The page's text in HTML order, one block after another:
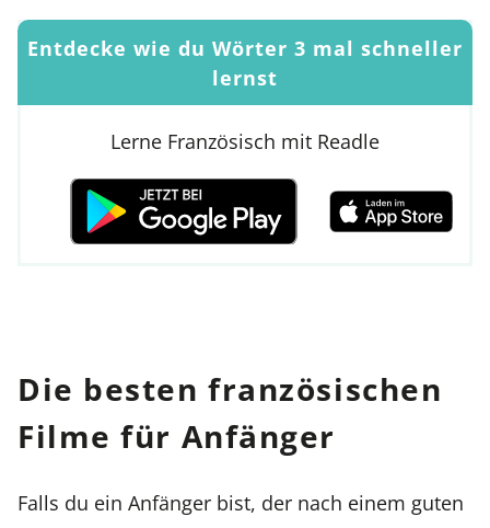
Entdecke wie du Wörter 3 mal schneller
lernst
Lerne Französisch mit Readle
Die besten französischen
Filme für Anfänger
Falls du ein Anfänger bist, der nach einem guten